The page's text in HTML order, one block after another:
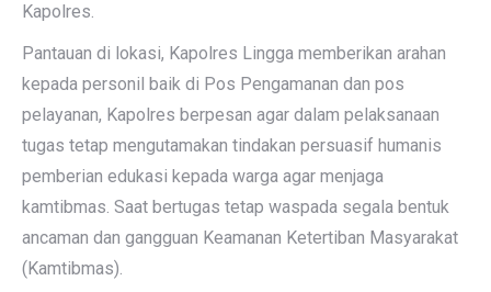
Kapolres.
Pantauan di lokasi, Kapolres Lingga memberikan arahan
kepada personil baik di Pos Pengamanan dan pos
pelayanan, Kapolres berpesan agar dalam pelaksanaan
tugas tetap mengutamakan tindakan persuasif humanis
pemberian edukasi kepada warga agar menjaga
kamtibmas. Saat bertugas tetap waspada segala bentuk
ancaman dan gangguan Keamanan Ketertiban Masyarakat
(Kamtibmas).